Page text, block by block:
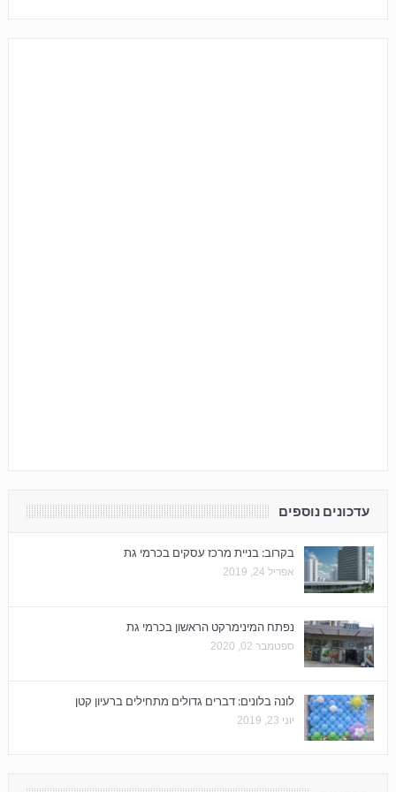
עדכונים נוספים
בקרוב: בניית מרכז עסקים בכרמי גת
אפריל 24, 2019
נפתח המינימרקט הראשון בכרמי גת
ספטמבר 02, 2020
לונה בלונים: דברים גדולים מתחילים ברעיון קטן
יוני 23, 2019